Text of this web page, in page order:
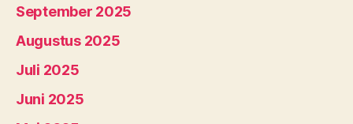
September 2025
Augustus 2025
Juli 2025
Juni 2025